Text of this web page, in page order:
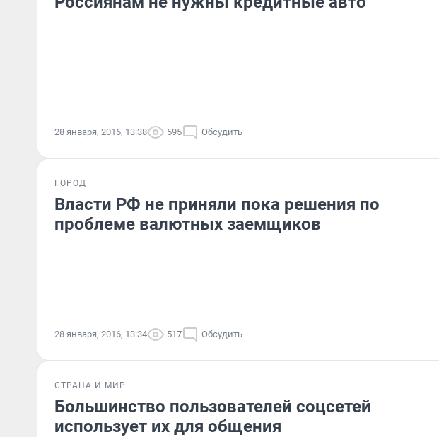
28 января, 2016, 13:38 595 Обсудить
ГОРОД
Власти РФ не приняли пока решения по
проблеме валютных заемщиков
28 января, 2016, 13:34 517 Обсудить
СТРАНА И МИР
Большинство пользователей соцсетей
использует их для общения